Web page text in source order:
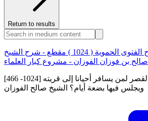
Return to results
سؤال وجواب من شرح الفتوى الحموية ( 1024 ) مقطع - شرح الشيخ
صالح بن فوزان الفوزان - مشروع كبار العلماء
[466 -1024] ما حكم الجمع والقصر لمن يسافر أحيانا إلى قريته
ويجلس فيها بضعة أيام؟ الشيخ صالح الفوزان